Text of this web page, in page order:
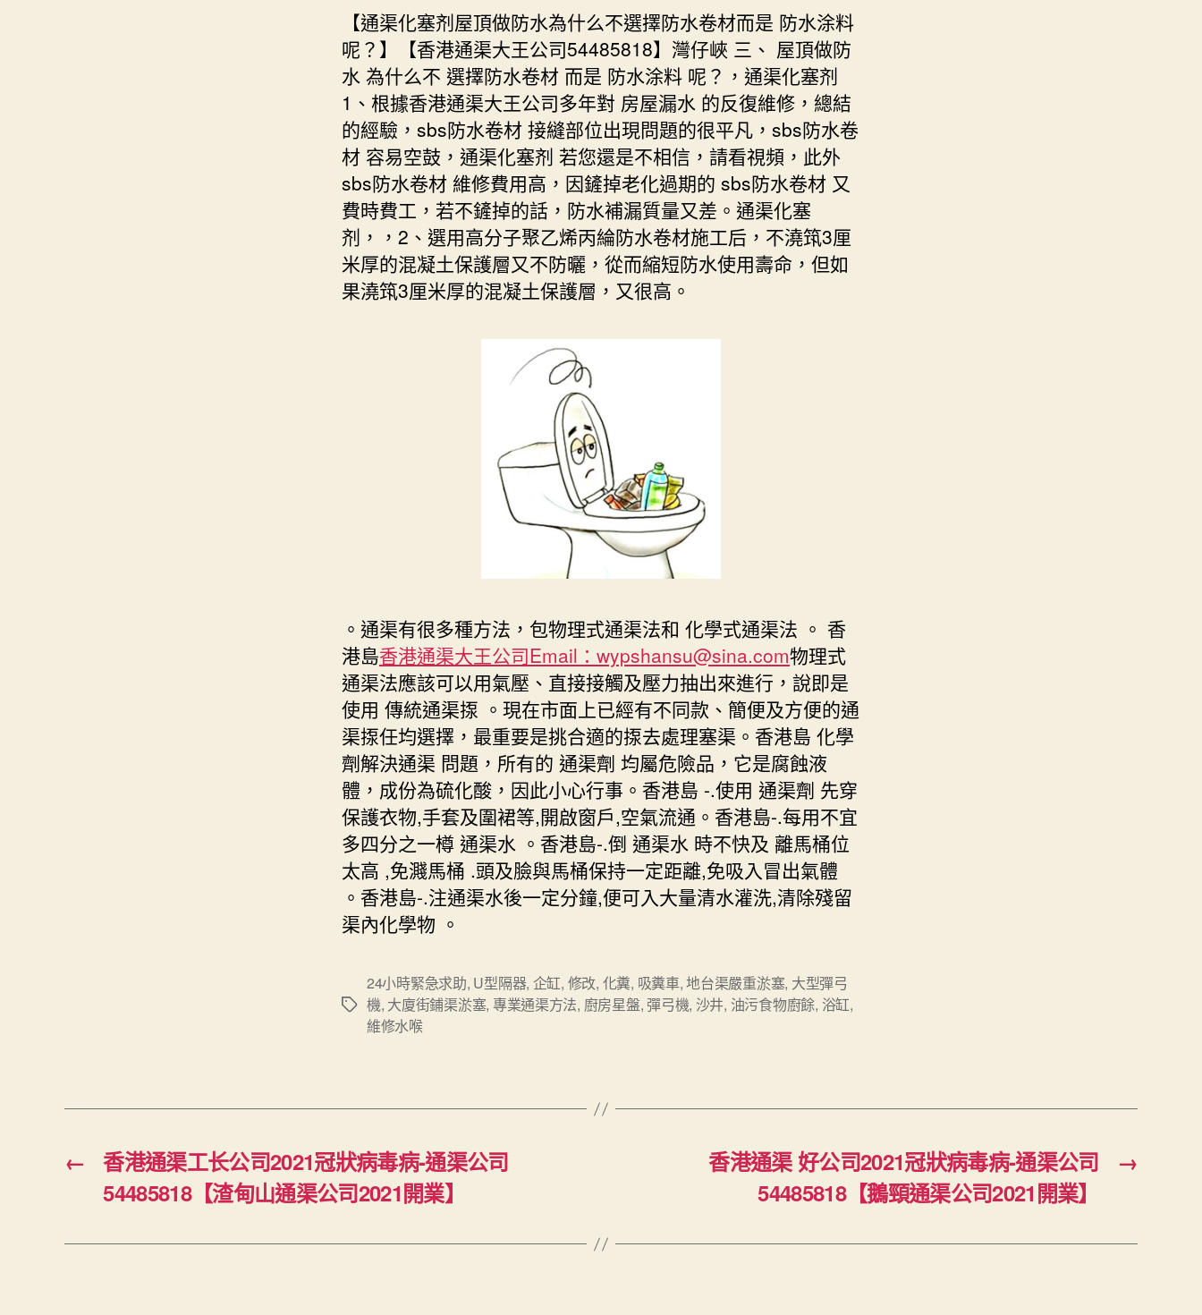
【通渠化塞剂屋頂做防水為什么不選擇防水卷材而是 防水涂料
呢？】【香港通渠大王公司54485818】灣仔峽 三、 屋頂做防
水 為什么不 選擇防水卷材 而是 防水涂料 呢？，通渠化塞剂
1、根據香港通渠大王公司多年對 房屋漏水 的反復維修，總結
的經驗，sbs防水卷材 接縫部位出現問題的很平凡，sbs防水卷
材 容易空鼓，通渠化塞剂 若您還是不相信，請看視頻，此外
sbs防水卷材 維修費用高，因鏟掉老化過期的 sbs防水卷材 又
費時費工，若不鏟掉的話，防水補漏質量又差。通渠化塞
剂，，2、選用高分子聚乙烯丙綸防水卷材施工后，不澆筑3厘
米厚的混凝土保護層又不防曬，從而縮短防水使用壽命，但如
果澆筑3厘米厚的混凝土保護層，又很高。
。通渠有很多種方法，包物理式通渠法和 化學式通渠法 。 香
港島香港通渠大王公司Email：wypshansu@sina.com物理式
通渠法應該可以用氣壓、直接接觸及壓力抽出來進行，說即是
使用 傳統通渠揼 。現在市面上已經有不同款、簡便及方便的通
渠揼任均選擇，最重要是挑合適的揼去處理塞渠。香港島 化學
劑解決通渠 問題，所有的 通渠劑 均屬危險品，它是腐蝕液
體，成份為硫化酸，因此小心行事。香港島 -.使用 通渠劑 先穿
保護衣物,手套及圍裙等,開啟窗戶,空氣流通。香港島-.每用不宜
多四分之一樽 通渠水 。香港島-.倒 通渠水 時不快及 離馬桶位
太高 ,免濺馬桶 .頭及臉與馬桶保持一定距離,免吸入冒出氣體
。香港島-.注通渠水後一定分鐘,便可入大量清水灌洗,清除殘留
渠內化學物 。
Tags
24小時緊急求助, U型隔器, 企缸, 修改, 化糞, 吸糞車,地台渠嚴重淤塞, 大型彈弓
機, 大廈街鋪渠淤塞, 專業通渠方法, 廚房星盤, 彈弓機, 沙井, 油污食物廚餘, 浴缸,
維修水喉
←
香港通渠工长公司2021冠狀病毒病-通渠公司
54485818【渣甸山通渠公司2021開業】
→
香港通渠 好公司2021冠狀病毒病-通渠公司
54485818【鵝頸通渠公司2021開業】